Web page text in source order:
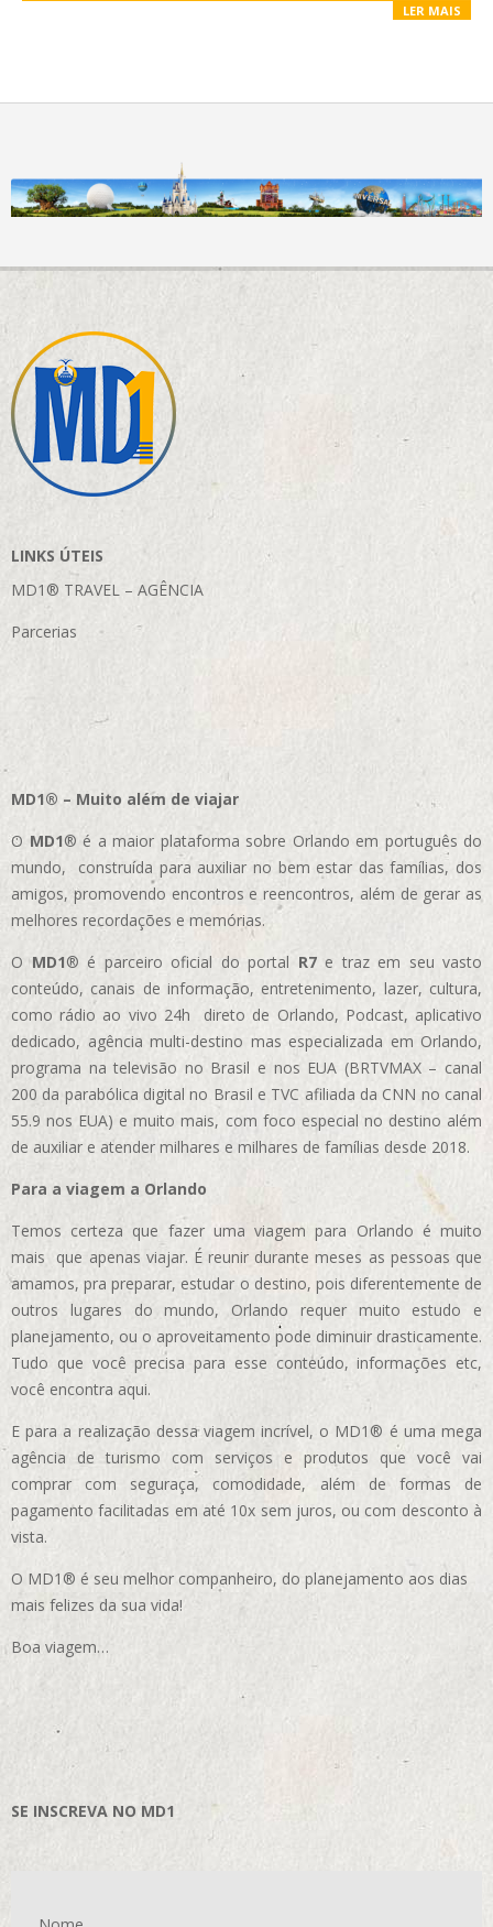
LER MAIS
LINKS ÚTEIS
MD1® TRAVEL – AGÊNCIA
Parcerias
MD1® – Muito além de viajar
O MD1® é a maior plataforma sobre Orlando em português do
mundo, construída para auxiliar no bem estar das famílias, dos
amigos, promovendo encontros e reencontros, além de gerar as
melhores recordações e memórias.
OMD1® é parceiro oficial do portal R7e traz em seu vasto
conteúdo, canais de informação, entretenimento, lazer, cultura,
como rádio ao vivo 24h direto de Orlando, Podcast, aplicativo
dedicado, agência multi-destino mas especializada em Orlando,
programa na televisão no Brasil e nos EUA (BRTVMAX – canal
200 da parabólica digital no Brasil e TVC afiliada da CNN no canal
55.9 nos EUA) e muito mais, com foco especial no destino além
de auxiliar e atender milhares e milhares de famílias desde 2018.
Para a viagem a Orlando
Temos certeza que fazer uma viagem para Orlando é muito
mais que apenas viajar. É reunir durante meses as pessoas que
amamos, pra preparar, estudar o destino, pois diferentemente de
outros lugares do mundo, Orlando requer muito estudo e
planejamento, ou o aproveitamento pode diminuir drasticamente.
Tudo que você precisa para esse conteúdo, informações etc,
você encontra aqui.
E para a realização dessa viagem incrível, o MD1® é uma mega
agência de turismo com serviços e produtos que você vai
comprar com seguraça, comodidade, além de formas de
pagamento facilitadas em até 10x sem juros, ou com desconto à
vista.
O MD1® é seu melhor companheiro, do planejamento aos dias
mais felizes da sua vida!
Boa viagem…
SE INSCREVA NO MD1